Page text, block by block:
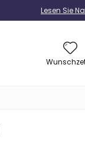
Lesen Sie